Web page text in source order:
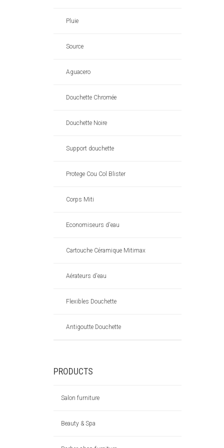
Pluie
Source
Aguacero
Douchette Chromée
Douchette Noire
Support douchette
Protege Cou Col Blister
Corps Miti
Economiseurs d'eau
Cartouche Céramique Mitimax
Aérateurs d'eau
Flexibles Douchette
Antigoutte Douchette
PRODUCTS
Salon furniture
Beauty & Spa